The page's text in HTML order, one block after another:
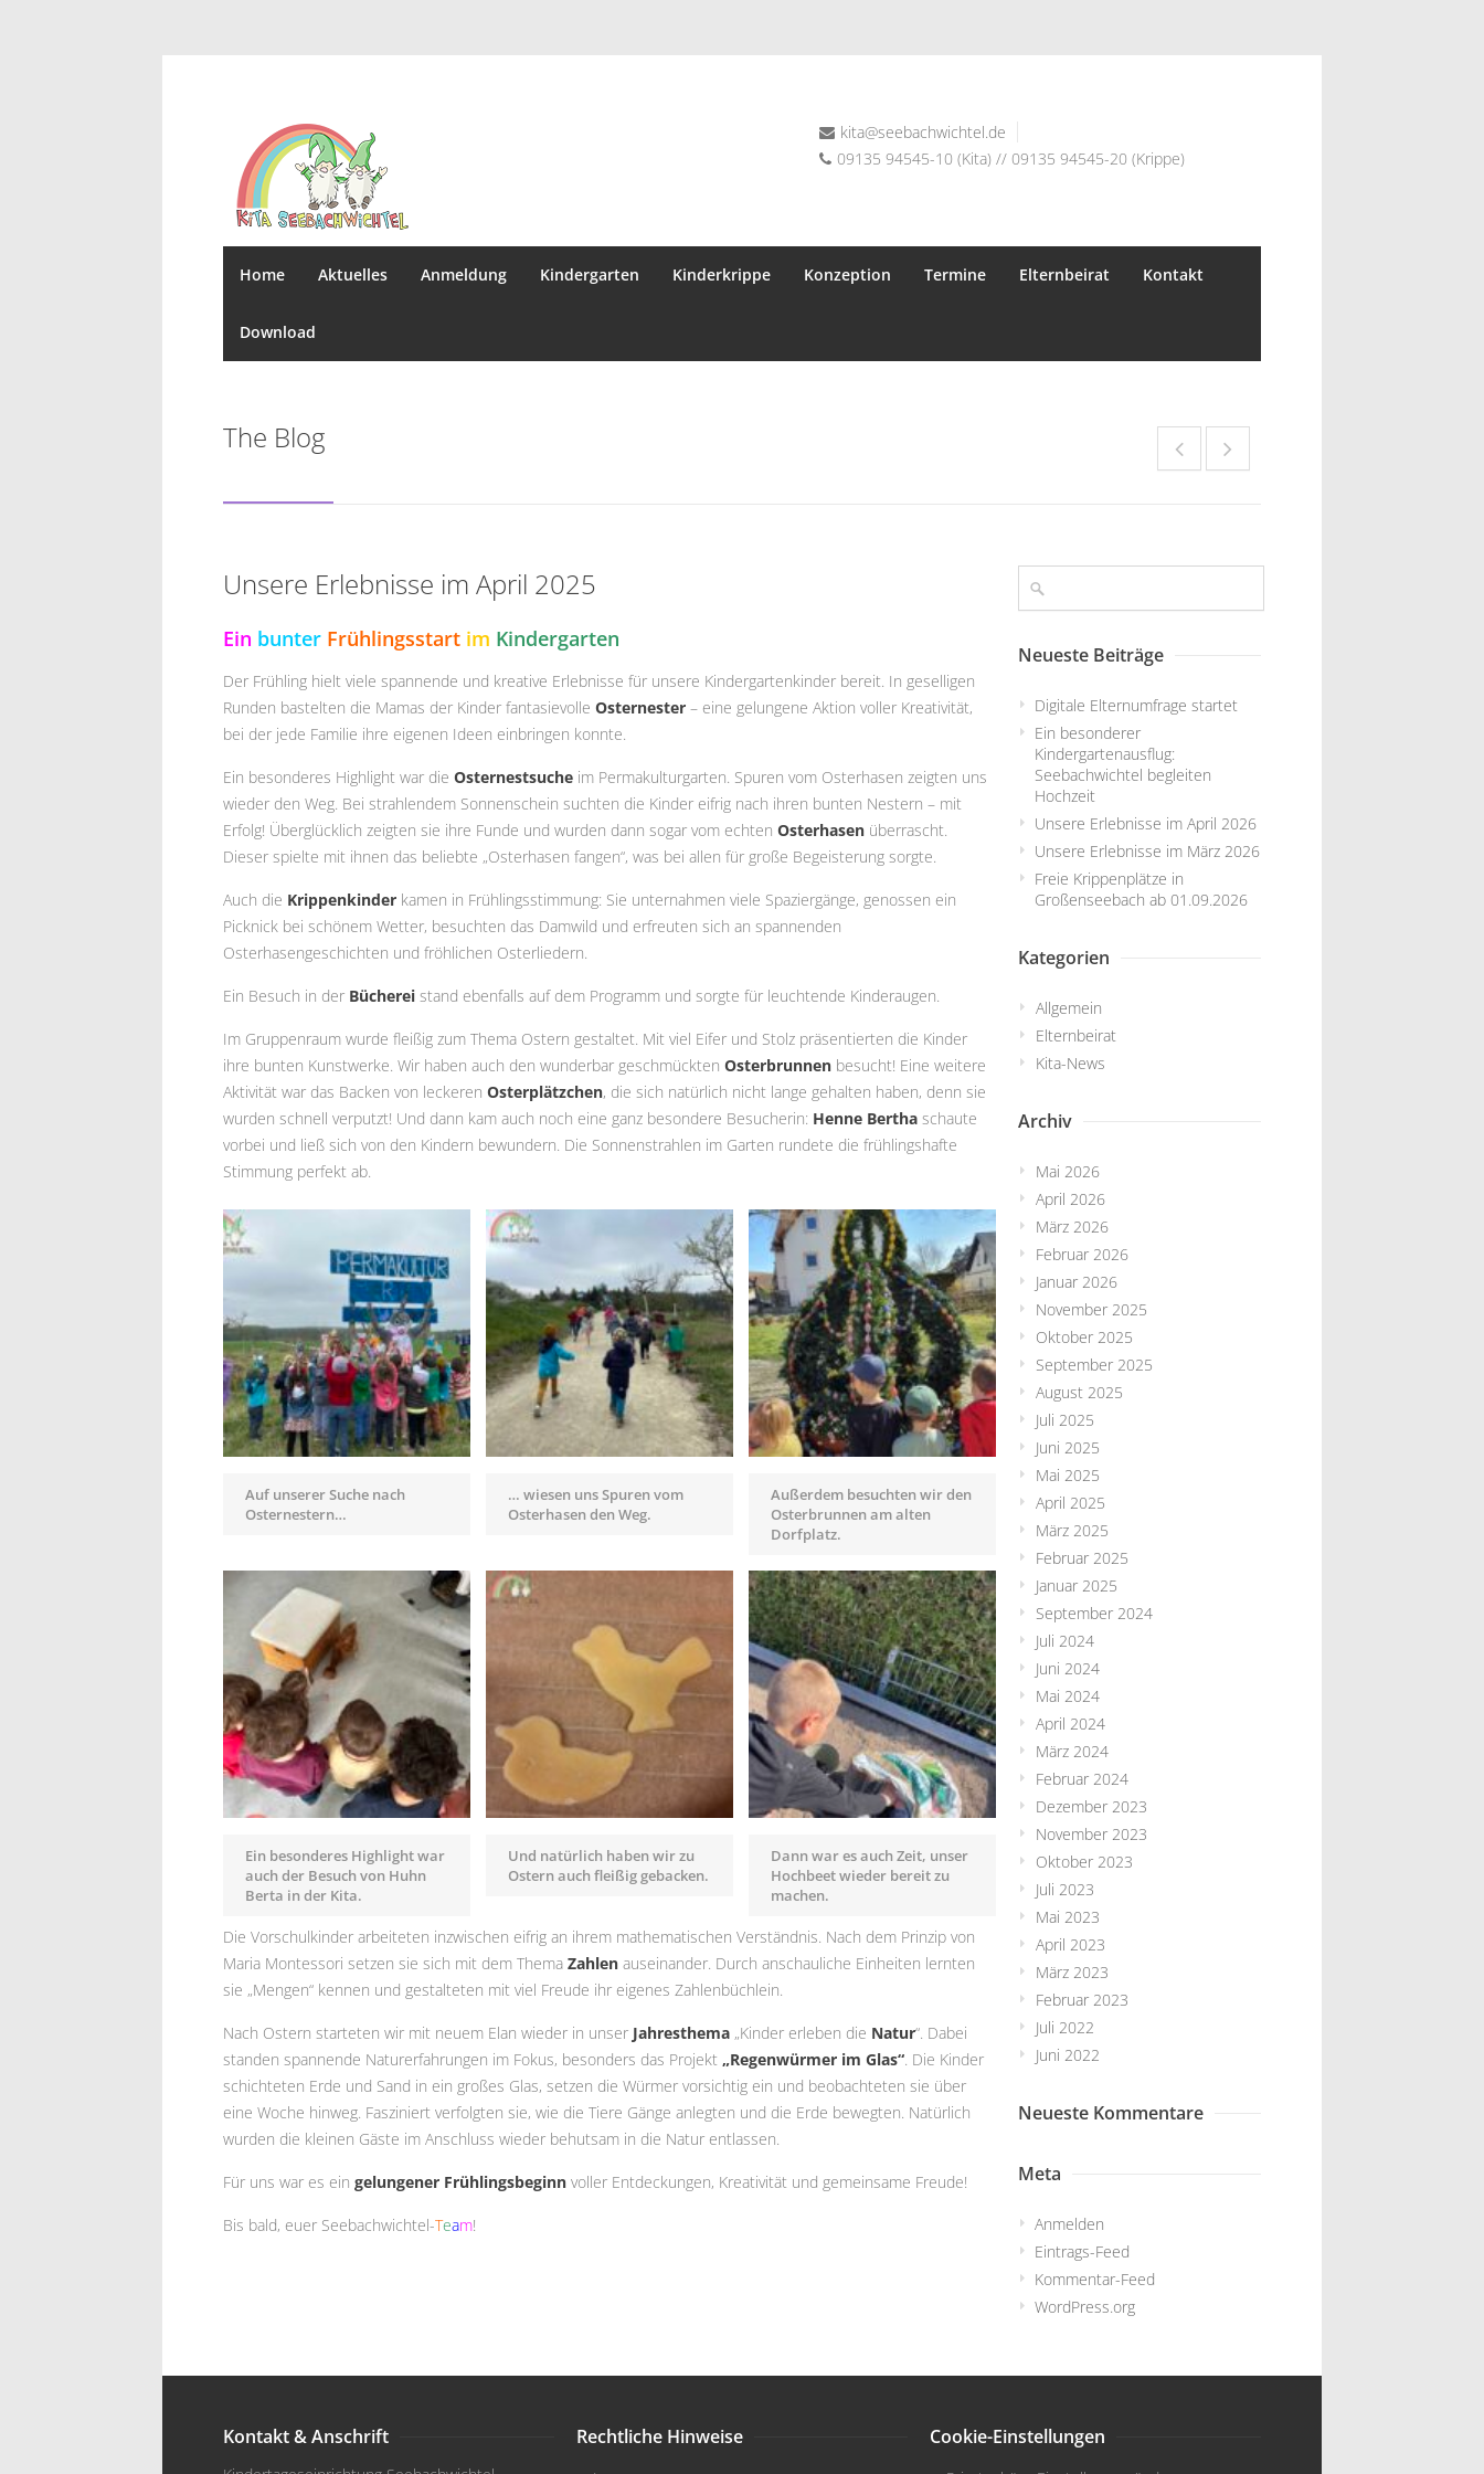
kita@seebachwichtel.de
09135 94545-10 (Kita) // 09135 94545-20 (Krippe)
Home Aktuelles Anmeldung Kindergarten Kinderkrippe Konzeption Termine Elternbeirat Kontakt
Download
The Blog
Unsere Erlebnisse im April 2025
Ein bunter Frühlingsstart im Kindergarten
Der Frühling hielt viele spannende und kreative Erlebnisse für unsere Kindergartenkinder bereit. In geselligen
Runden bastelten die Mamas der Kinder fantasievolle Osternester – eine gelungene Aktion voller Kreativität,
bei der jede Familie ihre eigenen Ideen einbringen konnte.
Ein besonderes Highlight war die Osternestsuche im Permakulturgarten. Spuren vom Osterhasen zeigten uns
wieder den Weg. Bei strahlendem Sonnenschein suchten die Kinder eifrig nach ihren bunten Nestern – mit
Erfolg! Überglücklich zeigten sie ihre Funde und wurden dann sogar vom echten Osterhasen überrascht.
Dieser spielte mit ihnen das beliebte „Osterhasen fangen“, was bei allen für große Begeisterung sorgte.
Auch die Krippenkinder kamen in Frühlingsstimmung: Sie unternahmen viele Spaziergänge, genossen ein
Picknick bei schönem Wetter, besuchten das Damwild und erfreuten sich an spannenden
Osterhasengeschichten und fröhlichen Osterliedern.
Ein Besuch in der Bücherei stand ebenfalls auf dem Programm und sorgte für leuchtende Kinderaugen.
Im Gruppenraum wurde fleißig zum Thema Ostern gestaltet. Mit viel Eifer und Stolz präsentierten die Kinder
ihre bunten Kunstwerke. Wir haben auch den wunderbar geschmückten Osterbrunnen besucht! Eine weitere
Aktivität war das Backen von leckeren Osterplätzchen, die sich natürlich nicht lange gehalten haben, denn sie
wurden schnell verputzt! Und dann kam auch noch eine ganz besondere Besucherin: Henne Bertha schaute
vorbei und ließ sich von den Kindern bewundern. Die Sonnenstrahlen im Garten rundete die frühlingshafte
Stimmung perfekt ab.
Auf unserer Suche nach
Osternestern…
… wiesen uns Spuren vom
Osterhasen den Weg.
Außerdem besuchten wir den
Osterbrunnen am alten
Dorfplatz.
Ein besonderes Highlight war
auch der Besuch von Huhn
Berta in der Kita.
Und natürlich haben wir zu
Ostern auch fleißig gebacken.
Dann war es auch Zeit, unser
Hochbeet wieder bereit zu
machen.
Die Vorschulkinder arbeiteten inzwischen eifrig an ihrem mathematischen Verständnis. Nach dem Prinzip von
Maria Montessori setzen sie sich mit dem Thema Zahlen auseinander. Durch anschauliche Einheiten lernten
sie „Mengen“ kennen und gestalteten mit viel Freude ihr eigenes Zahlenbüchlein.
Nach Ostern starteten wir mit neuem Elan wieder in unser Jahresthema „Kinder erleben die Natur“. Dabei
standen spannende Naturerfahrungen im Fokus, besonders das Projekt „Regenwürmer im Glas“. Die Kinder
schichteten Erde und Sand in ein großes Glas, setzen die Würmer vorsichtig ein und beobachteten sie über
eine Woche hinweg. Fasziniert verfolgten sie, wie die Tiere Gänge anlegten und die Erde bewegten. Natürlich
wurden die kleinen Gäste im Anschluss wieder behutsam in die Natur entlassen.
Für uns war es ein gelungener Frühlingsbeginn voller Entdeckungen, Kreativität und gemeinsame Freude!
Bis bald, euer Seebachwichtel-Team!
Neueste Beiträge
Digitale Elternumfrage startet
Ein besonderer
Kindergartenausflug:
Seebachwichtel begleiten
Hochzeit
Unsere Erlebnisse im April 2026
Unsere Erlebnisse im März 2026
Freie Krippenplätze in
Großenseebach ab 01.09.2026
Kategorien
Allgemein
Elternbeirat
Kita-News
Archiv
Mai 2026
April 2026
März 2026
Februar 2026
Januar 2026
November 2025
Oktober 2025
September 2025
August 2025
Juli 2025
Juni 2025
Mai 2025
April 2025
März 2025
Februar 2025
Januar 2025
September 2024
Juli 2024
Juni 2024
Mai 2024
April 2024
März 2024
Februar 2024
Dezember 2023
November 2023
Oktober 2023
Juli 2023
Mai 2023
April 2023
März 2023
Februar 2023
Juli 2022
Juni 2022
Neueste Kommentare
Meta
Anmelden
Eintrags-Feed
Kommentar-Feed
WordPress.org
Kontakt & Anschrift Rechtliche Hinweise Cookie-Einstellungen